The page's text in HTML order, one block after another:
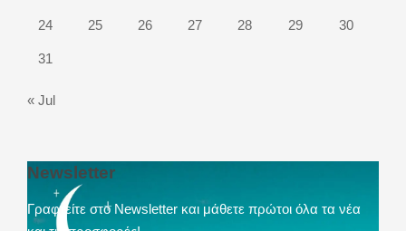
24 25 26 27 28 29 30
31
« Jul
Newsletter
Γραφτείτε στο Newsletter και μάθετε πρώτοι όλα τα νέα